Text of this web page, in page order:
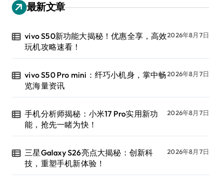
最新文章
vivo S50新功能大揭秘！优惠全享，高效
玩机攻略速看！
2026年8月7日
vivo S50 Pro mini：纤巧小机身，掌中畅
览海量资讯
2026年8月7日
手机分析师揭秘：小米17 Pro实用新功
能，抢先一睹为快！
2026年8月7日
三星Galaxy S26亮点大揭秘：创新科
技，重塑手机新体验！
2026年8月7日